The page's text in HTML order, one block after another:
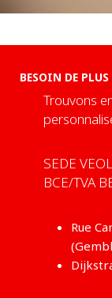
BESOIN DE
Trouvons
SEDE
BCE/TVA
Rue